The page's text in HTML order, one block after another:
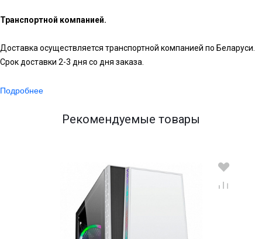
Транспортной компанией.
Доставка осуществляется транспортной компанией по Беларуси.
Срок доставки 2-3 дня со дня заказа.
Подробнее
Рекомендуемые товары